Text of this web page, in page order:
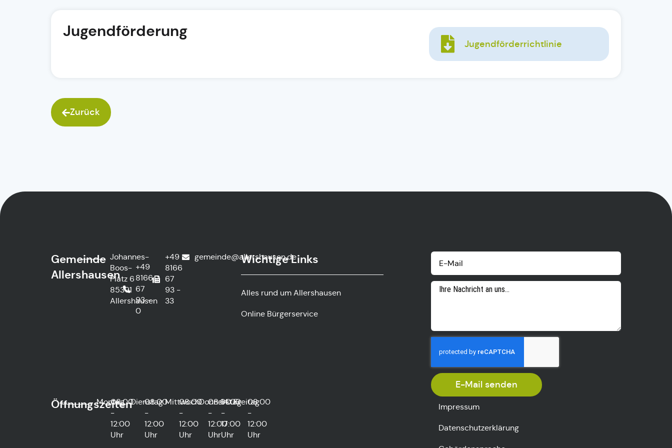
Jugendförderung
Jugendförderrichtlinie
Zurück
Gemeinde
Allershausen
Johannes-
Boos-
Platz 6
85391
Allershausen
+49
8166
67
93 -
0
+49
8166
67
93 -
33
gemeinde@allershausen.de
Wichtige Links
Alles rund um Allershausen
Online Bürgerservice
E-Mail senden
Öffnungszeiten
Montag
08:00
-
12:00
Uhr
Dienstag
08:00
-
12:00
Uhr
Mittwoch
08:00
-
12:00
Uhr
Donnerstag
08:00
-
12:00
Uhr
14:00
-
17:00
Uhr
Freitag08:00
-
12:00
Uhr
Impressum
Datenschutzerklärung